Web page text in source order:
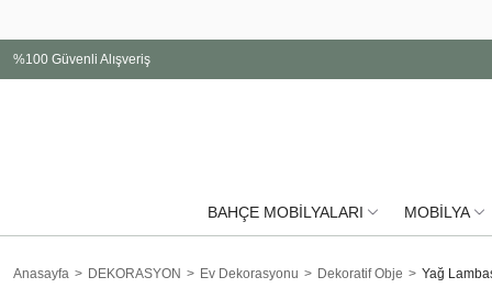
%100 Güvenli Alışveriş
BAHÇE MOBİLYALARI MOBİLYA
Anasayfa DEKORASYON Ev Dekorasyonu Dekoratif Obje Yağ